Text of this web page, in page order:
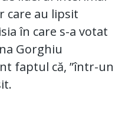
care au lipsit
în care s-a votat
Gorghiu
faptul că, ”într-un